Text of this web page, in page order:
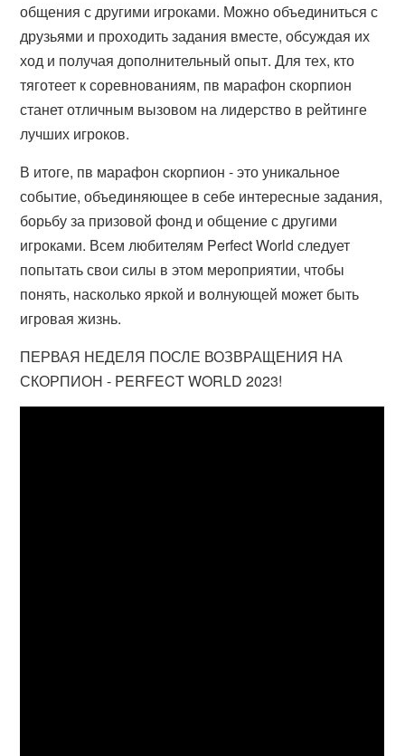
общения с другими игроками. Можно объединиться с
друзьями и проходить задания вместе, обсуждая их
ход и получая дополнительный опыт. Для тех, кто
тяготеет к соревнованиям, пв марафон скорпион
станет отличным вызовом на лидерство в рейтинге
лучших игроков.
В итоге, пв марафон скорпион - это уникальное
событие, объединяющее в себе интересные задания,
борьбу за призовой фонд и общение с другими
игроками. Всем любителям Perfect World следует
попытать свои силы в этом мероприятии, чтобы
понять, насколько яркой и волнующей может быть
игровая жизнь.
ПЕРВАЯ НЕДЕЛЯ ПОСЛЕ ВОЗВРАЩЕНИЯ НА
СКОРПИОН - PERFECT WORLD 2023!